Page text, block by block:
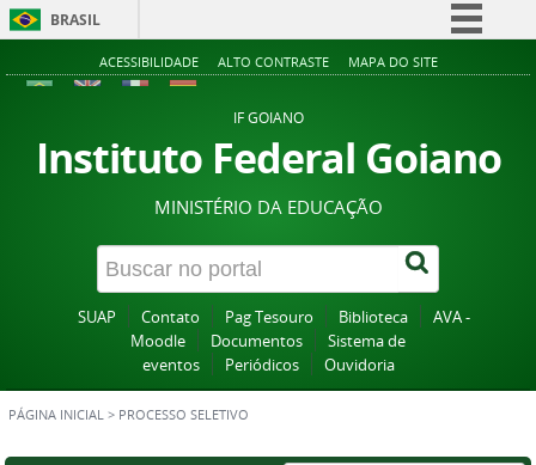
BRASIL
Simplifique!
Acesso à informação
Legislação
Canais
ACESSIBILIDADE ALTO CONTRASTE MAPA DO SITE
IF GOIANO
Instituto Federal Goiano
MINISTÉRIO DA EDUCAÇÃO
SUAP Contato Pag Tesouro Biblioteca
AVA -
Moodle
Documentos
Sistema de
eventos
Periódicos Ouvidoria
PÁGINA INICIAL > PROCESSO SELETIVO